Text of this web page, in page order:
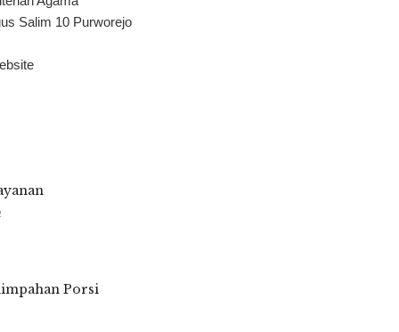
Salim 10 Purworejo
Porsi